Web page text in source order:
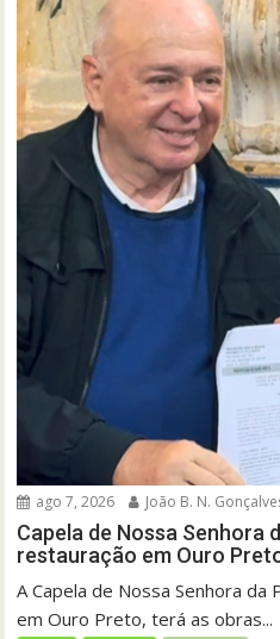
ago 7, 2026 João B. N.
Capela de Nossa Senhora
restauração em Ouro
A Capela de Nossa Senhora
em Ouro Preto, terá as obras...